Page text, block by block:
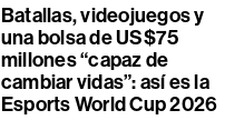
Batallas, videojuegos y
una bolsa de US$75
millones “capaz de
cambiar vidas”: así es la
Esports World Cup 2026